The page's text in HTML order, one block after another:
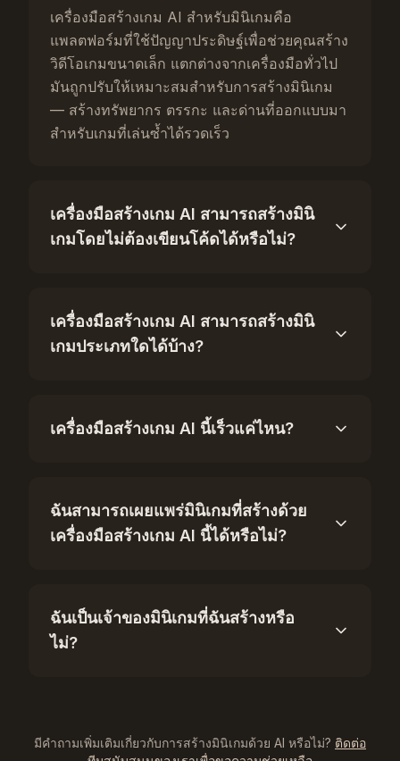
เครื่องมือสร้างเกม AI สำหรับมินิเกมคือ
แพลตฟอร์มที่ใช้ปัญญาประดิษฐ์เพื่อช่วยคุณสร้าง
วิดีโอเกมขนาดเล็ก แตกต่างจากเครื่องมือทั่วไป
มันถูกปรับให้เหมาะสมสำหรับการสร้างมินิเกม
— สร้างทรัพยากร ตรรกะ และด่านที่ออกแบบมา
สำหรับเกมที่เล่นซ้ำได้รวดเร็ว
เครื่องมือสร้างเกม AI สามารถสร้างมินิ
เกมโดยไม่ต้องเขียนโค้ดได้หรือไม่?
เครื่องมือสร้างเกม AI สามารถสร้างมินิ
เกมประเภทใดได้บ้าง?
เครื่องมือสร้างเกม AI นี้เร็วแค่ไหน?
ฉันสามารถเผยแพร่มินิเกมที่สร้างด้วย
เครื่องมือสร้างเกม AI นี้ได้หรือไม่?
ฉันเป็นเจ้าของมินิเกมที่ฉันสร้างหรือ
ไม่?
มีคำถามเพิ่มเติมเกี่ยวกับการสร้างมินิเกมด้วย AI หรือไม่? ติดต่อ